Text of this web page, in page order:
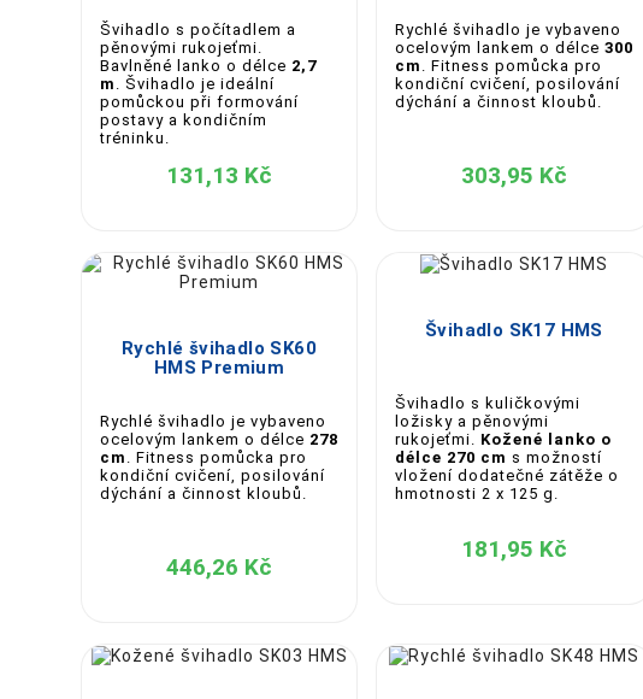
170 - 180 cm 275 cm
180 - 190 cm
nad 190 cm 300 cm
✅ Výhody cvičení se švihadlem:
Rychlé spalování kalorií a podpora hubnutí
Zlepšení kardiovaskulární kondice
Posílení nohou, hýždí, ramen a středu těla
Zlepšení rytmu, koordinace a reflexů
🎯 Typy švihadel v naší nabídce:
Klasická fitness švihadla
– ideální pro základní
Rychlostní švihadla (speed ropes)– vhodná pro HIIT,
– přizpůsobitelná
🌍 Kvalitní materiály:
🛒 Objednejte si švihadlo online:
Švihadlo s počítadlem a
pěnovými rukojeťmi.
Bavlněné lanko o délce 2,7
m
. Švihadlo je ideální
pomůckou při formování
postavy a kondičním
tréninku.
131,13 Kč
Rychlé švihadlo je vybaveno
ocelovým lankem o délce 300
cm
. Fitness pomůcka pro
kondiční cvičení, posilování
dýchání a činnost kloubů.
303,95 Kč
Rychlé švihadlo SK60
HMS Premium
Rychlé švihadlo je vybaveno
ocelovým lankem o délce 278
cm
. Fitness pomůcka pro
kondiční cvičení, posilování
dýchání a činnost kloubů.
446,26 Kč
Švihadlo SK17 HMS
Švihadlo s kuličkovými
ložisky a pěnovými
rukojeťmi. Kožené lanko o
délce 270 cm s možností
vložení dodatečné zátěže o
hmotnosti 2 x 125 g.
181,95 Kč